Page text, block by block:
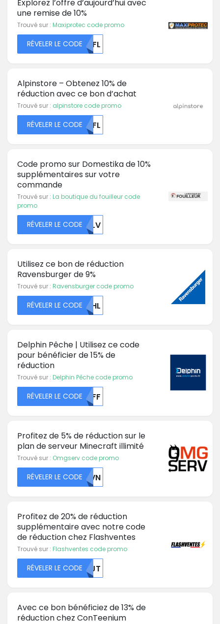
Explorez l’offre d’aujourd’hui avec
une remise de 10%
Trouvé sur : Maxiprotec code promo
RÉVELER LE CODEMDFL
Alpinstore – Obtenez 10% de
réduction avec ce bon d’achat
Trouvé sur : alpinstore code promo
RÉVELER LE CODEMDFL
Code promo sur Domestika de 10%
supplémentaires sur votre
commande
Trouvé sur : La boutique du fouilleur code
promo
RÉVELER LE CODECMLV
Utilisez ce bon de réduction
Ravensburger de 9%
Trouvé sur : Ravensburger code promo
RÉVELER LE CODEWEHL
Delphin Pêche | Utilisez ce code
pour bénéficier de 15% de
réduction
Trouvé sur : Delphin Pêche code promo
RÉVELER LE CODENTFF
Profitez de 5% de réduction sur le
plan de serveur Minecraft illimité
Trouvé sur : Omgserv code promo
RÉVELER LE CODENUVN
Profitez de 20% de réduction
supplémentaire avec notre code
de réduction chez Flashventes
Trouvé sur : Flashventes code promo
RÉVELER LE CODEMDJT
Avec ce bon bénéficiez de 13% de
réduction chez ConTeenium